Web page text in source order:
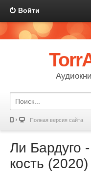
Войти
Полная версия сайта
Ли Бардуго
кость